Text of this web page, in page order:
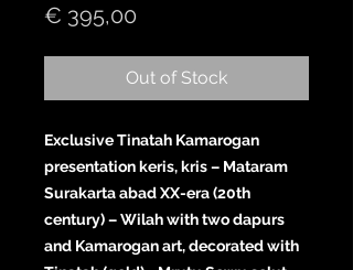
€ 395,00
Out of Stock
Exclusive Tinatah Kamarogan
presentation keris, kris – Mataram
Surakarta abad XX-era (20th
century) – Wilah with two dapurs
and Kamarogan art, decorated with